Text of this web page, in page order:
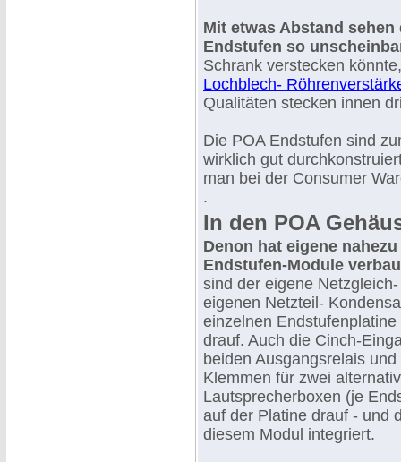
Mit etwas Abstand sehen
Endstufen so
Schrank verstecken
Lochblech-
Qualitäten stecken innen
Die POA Endstufen sind
wirklich gut
man bei der Consumer
.
In den POA
Denon hat eigene
Endstufen-Module
sind der eigene
eigenen Netzteil-
einzelnen
drauf. Auch die Cinch-
beiden Ausgangsrelais
Klemmen für zwei
Lautsprecherboxen (je
auf der Platine drauf - und
diesem Modul integriert.